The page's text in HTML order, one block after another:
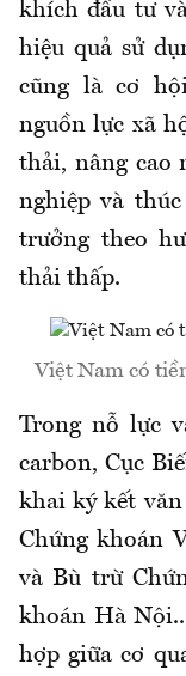
khích đầu tư
hiệu quả sử
cũng là cơ
nguồn lực xã
thải, nâng cao
nghiệp và
trưởng theo
thải thấp.
Việt Nam có
Trong nỗ lực
carbon, Cục
khai ký kết
Chứng khoán
và Bù trừ
khoán Hà Nội
hợp giữa cơ